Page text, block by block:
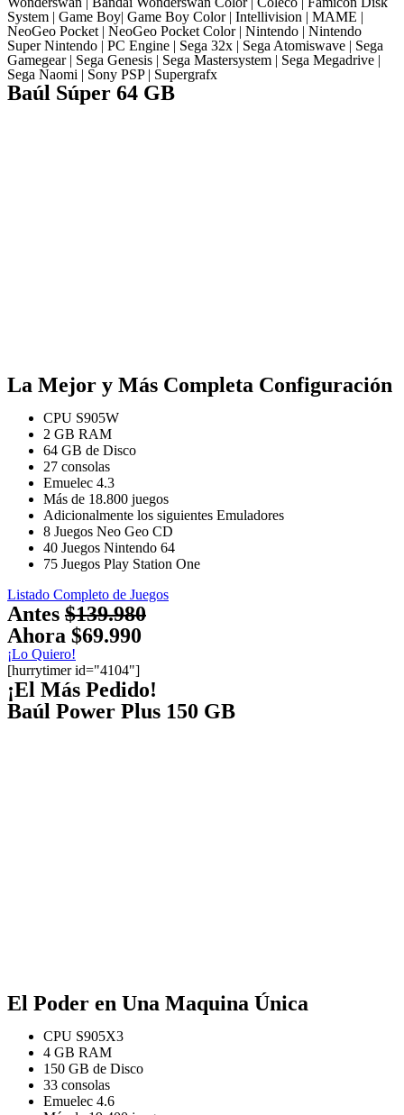
System | Game Boy| Game Boy Color | Intellivision | MAME |
NeoGeo Pocket | NeoGeo Pocket Color | Nintendo | Nintendo
Super Nintendo | PC Engine | Sega 32x | Sega Atomiswave | Sega
Gamegear | Sega Genesis | Sega Mastersystem | Sega Megadrive |
Sega Naomi | Sony PSP | Supergrafx
Baúl Súper 64 GB
La Mejor y Más Completa Configuración
CPU S905W
2 GB RAM
64 GB de Disco
27 consolas
Emuelec 4.3
Más de 18.800 juegos
Adicionalmente los siguientes Emuladores
8 Juegos Neo Geo CD
40 Juegos Nintendo 64
75 Juegos Play Station One
Listado Completo de Juegos
Antes $139.980
Ahora $69.990
¡Lo Quiero!
[hurrytimer id="4104"]
¡El Más Pedido!
Baúl Power Plus 150 GB
El Poder en Una Maquina Única
CPU S905X3
4 GB RAM
150 GB de Disco
33 consolas
Emuelec 4.6